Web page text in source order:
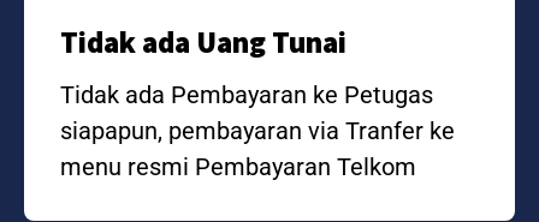
Tidak ada Uang Tunai
Tidak ada Pembayaran ke Petugas
siapapun, pembayaran via Tranfer ke
menu resmi Pembayaran Telkom